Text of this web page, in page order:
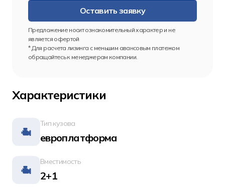
Оставить заявку
Предложение носит ознакомительный характер и не
является офертой
* Для расчета лизинга с меньшим авансовым платежом
обращайтесь к менеджерам компании.
Характеристики
Тип кузова
европлатформа
Вместимость
2+1